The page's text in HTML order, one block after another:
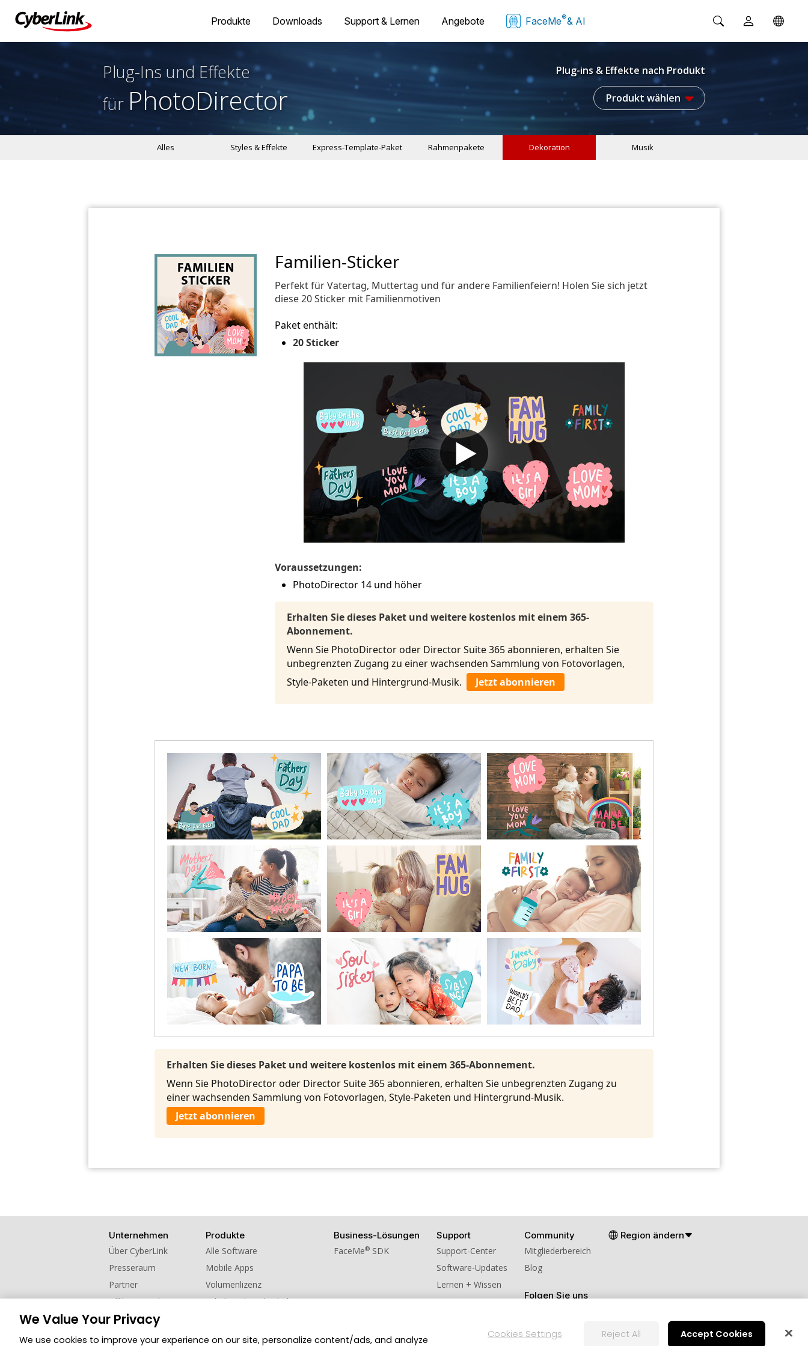
Produkte Downloads Support & Lernen Angebote FaceMe®& AI
Plug-Ins und Effekte
für PhotoDirector
Plug-ins & Effekte nach Produkt
Produkt wählen
Alles Styles & Effekte Express-Template-Paket Rahmenpakete Dekoration Musik
Familien-Sticker
Perfekt für Vatertag, Muttertag und für andere Familienfeiern! Holen Sie sich jetzt
diese 20 Sticker mit Familienmotiven
Paket enthält:
20 Sticker
Voraussetzungen:
PhotoDirector 14 und höher
Erhalten Sie dieses Paket und weitere kostenlos mit einem 365-
Abonnement.
Wenn Sie PhotoDirector oder Director Suite 365 abonnieren, erhalten Sie
unbegrenzten Zugang zu einer wachsenden Sammlung von Fotovorlagen,
Style-Paketen und Hintergrund-Musik.
Jetzt abonnieren
Erhalten Sie dieses Paket und weitere kostenlos mit einem 365-Abonnement.
Wenn Sie PhotoDirector oder Director Suite 365 abonnieren, erhalten Sie unbegrenzten Zugang zu
einer wachsenden Sammlung von Fotovorlagen, Style-Paketen und Hintergrund-Musik.
Jetzt abonnieren
Unternehmen
Über CyberLink
Presseraum
Partner
Affiliate werden
Kontaktieren Sie uns
Produkte
Alle Software
Mobile Apps
Volumenlizenz
Schul- und Hochschulversion
Business-Lösungen
FaceMe® SDK
Support
Support-Center
Software-Updates
Lernen + Wissen
Community
Mitgliederbereich
Blog
Folgen Sie uns
Region ändern
We Value Your Privacy
We use cookies to improve your experience on our site, personalize content/ads, and analyze Cookies Settings Reject All Accept Cookies